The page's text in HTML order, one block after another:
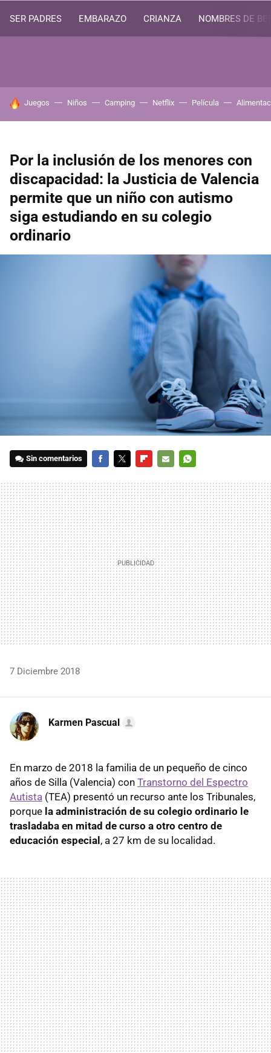
SER PADRES EMBARAZO CRIANZA NOMBRES DE
HOY SE HABLA DE
Juegos Niños Camping Netflix Película
Por la inclusión de los menores con
discapacidad: la Justicia de Valencia
permite que un niño con autismo
siga estudiando en su colegio
ordinario
Sin comentarios
MAIL
7 Diciembre 2018
Karmen Pascual
En marzo de 2018 la familia de un pequeño de cinco
años de Silla (Valencia) con Transtorno del Espectro
Autista (TEA) presentó un recurso ante los Tribunales,
porque la administración de su colegio ordinario le
trasladaba en mitad de curso a otro centro de
educación especial, a 27 km de su localidad.